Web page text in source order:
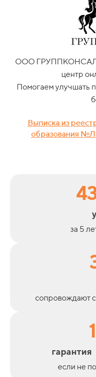
ООО ГРУППКОНСАЛТ
центр
Помогаем улучшать
Выписка из
образования
за 5
сопровождают
гарантия
если не